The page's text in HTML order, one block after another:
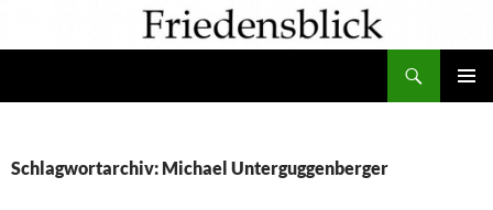
Schlagwortarchiv: Michael Unterguggenberger